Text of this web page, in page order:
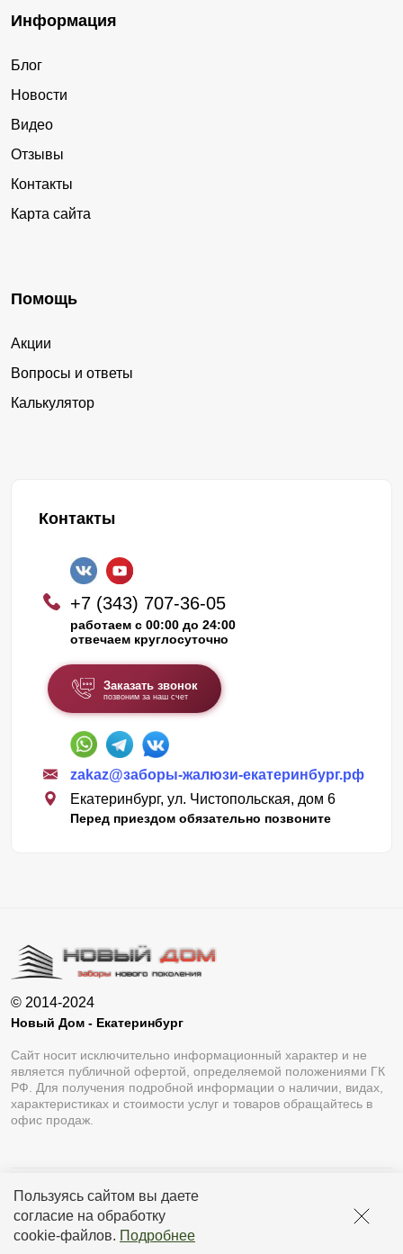
Пользуясь сайтом вы даете
согласие на обработку
cookie-файлов. Подробнее
Информация
Блог
Новости
Видео
Отзывы
Контакты
Карта сайта
Помощь
Акции
Вопросы и ответы
Калькулятор
Контакты
+7 (343) 707-36-05
работаем с 00:00 до 24:00
отвечаем круглосуточно
Заказать звонок
позвоним за наш счет
zakaz@заборы-жалюзи-екатеринбург.рф
Екатеринбург, ул. Чистопольская, дом 6
Перед приездом обязательно позвоните
© 2014-2024
Новый Дом - Екатеринбург
Сайт носит исключительно информационный характер и не
является публичной офертой, определяемой положениями ГК
РФ. Для получения подробной информации о наличии, видах,
характеристиках и стоимости услуг и товаров обращайтесь в
офис продаж.
Разработка сайтаLukevium
Политика конфиденциальности